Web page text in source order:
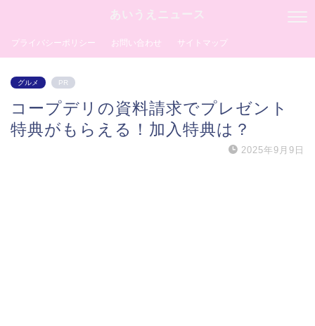
あいうえニュース
プライバシーポリシー お問い合わせ サイトマップ
グルメ PR
コープデリの資料請求でプレゼント
特典がもらえる！加入特典は？
2025年9月9日